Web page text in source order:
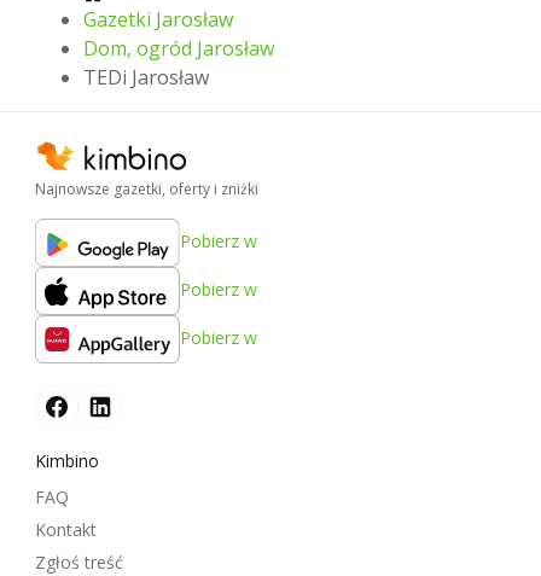
Gazetki Jarosław
Dom, ogród Jarosław
TEDi Jarosław
Najnowsze gazetki, oferty i zniżki
Pobierz w
Pobierz w
Pobierz w
Kimbino
FAQ
Kontakt
Zgłoś treść